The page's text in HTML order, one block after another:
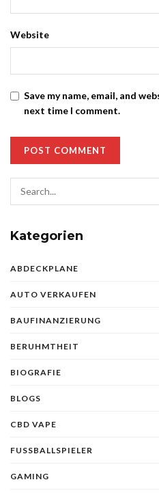
Website
Save my name, email, and
next time I comment.
Kategorien
ABDECKPLANE
AUTO VERKAUFEN
BAUFINANZIERUNG
BERUHMTHEIT
BIOGRAFIE
BLOGS
CBD VAPE
FUSSBALLSPIELER
GAMING